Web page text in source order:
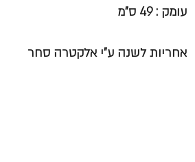
עומק : 49 ס”מ
אחריות לשנה ע”י אלקטרה סחר